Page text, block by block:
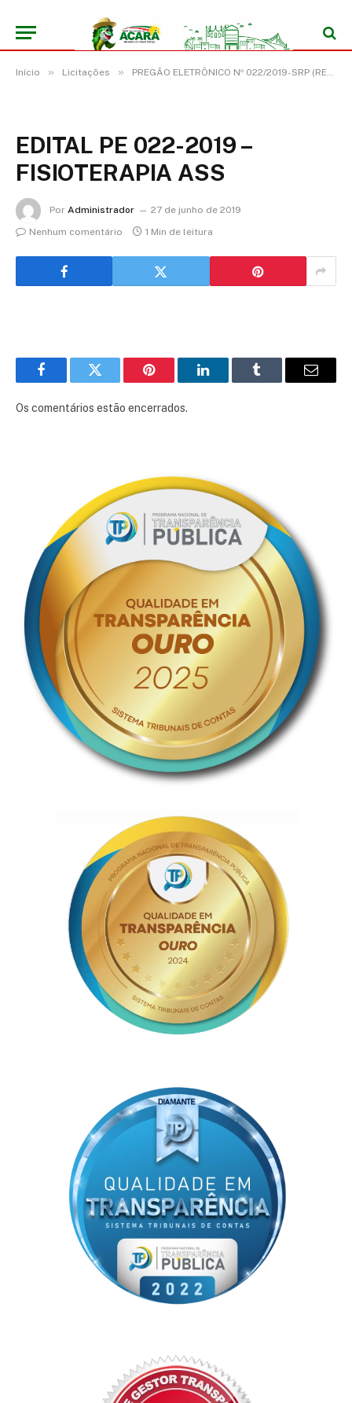
Início » Licitações » PREGÃO ELETRÔNICO Nº 022/2019-SRP (REGISTRO DE PREÇO PARA EVENTUAL AQUISIÇÃO DE EQUIPAMENTO E MATERIAL PERMANENTE PARA UNIDADE DE ATENÇÃO ESPECIALIZADA EM SAÚDE (FISIOTERAPIA) PROPOSTA Nº 11750.869000/1170-20)
EDITAL PE 022-2019 –
FISIOTERAPIA ASS
Por Administrador
27 de junho de 2019
Nenhum comentário
1 Min de leitura
FacebookTwitter Pinterest LinkedInTumblr
E-
Os comentários estão encerrados.